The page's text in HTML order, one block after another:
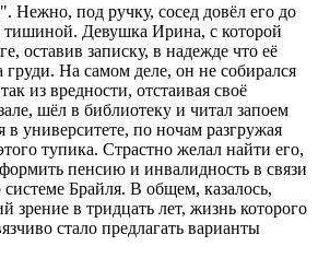
Нежно, под ручку, сосед довёл его до
тишиной. Девушка Ирина, с которой
оставив записку, в надежде что её
На самом деле, он не собирался
из вредности, отстаивая своё
шёл в библиотеку и читал запоем
университете, по ночам разгружая
тупика. Страстно желал найти его,
пенсию и инвалидность в связи
Брайля. В общем, казалось,
в тридцать лет, жизнь которого
стало предлагать варианты